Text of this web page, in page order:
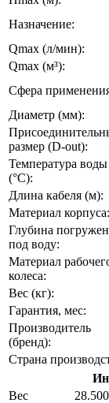
Назначение:
Qmax (л/мин):
Qmax (м³):
Сфера
Диаметр (мм):
размер (D-out):
Температура воды
(°C):
Длина кабеля (м):
Материал корпуса:
Глубина
под воду:
Материал
колеса:
Вес (кг):
Гарантия, мес:
Производитель
(бренд):
Страна
Вес
28.500